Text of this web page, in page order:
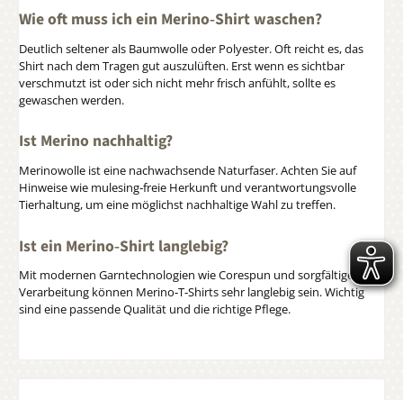
Wie oft muss ich ein Merino‑Shirt waschen?
Deutlich seltener als Baumwolle oder Polyester. Oft reicht es, das
Shirt nach dem Tragen gut auszulüften. Erst wenn es sichtbar
verschmutzt ist oder sich nicht mehr frisch anfühlt, sollte es
gewaschen werden.
Ist Merino nachhaltig?
Merinowolle ist eine nachwachsende Naturfaser. Achten Sie auf
Hinweise wie mulesing‑freie Herkunft und verantwortungsvolle
Tierhaltung, um eine möglichst nachhaltige Wahl zu treffen.
Ist ein Merino‑Shirt langlebig?
Mit modernen Garntechnologien wie Corespun und sorgfältiger
Verarbeitung können Merino‑T‑Shirts sehr langlebig sein. Wichtig
sind eine passende Qualität und die richtige Pflege.